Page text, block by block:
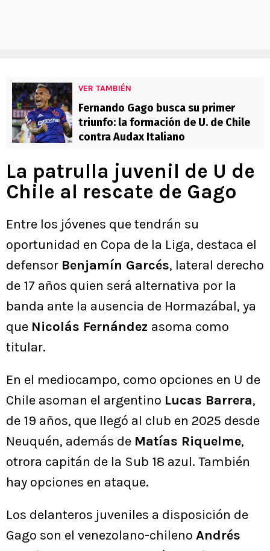
VER TAMBIÉN
Fernando Gago busca su primer
triunfo: la formación de U. de Chile
contra Audax Italiano
La patrulla juvenil de U de
Chile al rescate de Gago
Entre los jóvenes que tendrán su
oportunidad en Copa de la Liga, destaca el
defensor Benjamín Garcés, lateral derecho
de 17 años quien será alternativa por la
banda ante la ausencia de Hormazábal, ya
que Nicolás Fernández asoma como
titular.
En el mediocampo, como opciones en U de
Chile asoman el argentino Lucas Barrera,
de 19 años, que llegó al club en 2025 desde
Neuquén, además de Matías Riquelme,
otrora capitán de la Sub 18 azul. También
hay opciones en ataque.
Los delanteros juveniles a disposición de
Gago son el venezolano-chileno Andrés